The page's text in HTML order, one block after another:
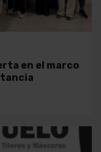
en el marco